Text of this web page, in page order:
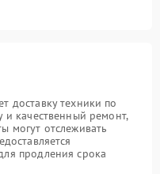
доставку техники по
и качественный ремонт,
могут отслеживать
продления срока